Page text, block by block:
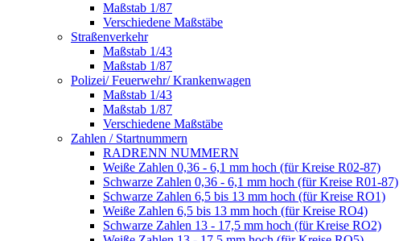
Maßstab 1/87
Verschiedene Maßstäbe
Straßenverkehr
Maßstab 1/43
Maßstab 1/87
Polizei/ Feuerwehr/ Krankenwagen
Maßstab 1/43
Maßstab 1/87
Verschiedene Maßstäbe
Zahlen / Startnummern
RADRENN NUMMERN
Weiße Zahlen 0,36 - 6,1 mm hoch (für Kreise R02-87)
Schwarze Zahlen 0,36 - 6,1 mm hoch (für Kreise R01-87)
Schwarze Zahlen 6,5 bis 13 mm hoch (für Kreise RO1)
Weiße Zahlen 6,5 bis 13 mm hoch (für Kreise RO4)
Schwarze Zahlen 13 - 17,5 mm hoch (für Kreise RO2)